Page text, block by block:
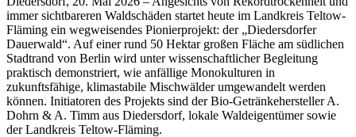
immer sichtbareren Waldschäden startet heute im Landkreis Teltow-
Fläming ein wegweisendes Pionierprojekt: der „Diedersdorfer
Dauerwald“. Auf einer rund 50 Hektar großen Fläche am südlichen
Stadtrand von Berlin wird unter wissenschaftlicher Begleitung
praktisch demonstriert, wie anfällige Monokulturen in
zukunftsfähige, klimastabile Mischwälder umgewandelt werden
können. Initiatoren des Projekts sind der Bio-Getränkehersteller A.
Dohrn & A. Timm aus Diedersdorf, lokale Waldeigentümer sowie
der Landkreis Teltow-Fläming.